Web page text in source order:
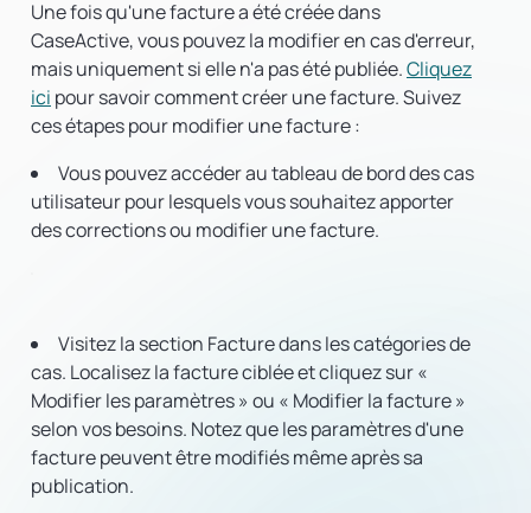
Une fois qu'une facture a été créée dans
CaseActive, vous pouvez la modifier en cas d'erreur,
mais uniquement si elle n'a pas été publiée.Cliquez
ici pour savoir comment créer une facture. Suivez
ces étapes pour modifier une facture :
Vous pouvez accéder au tableau de bord des cas
utilisateur pour lesquels vous souhaitez apporter
des corrections ou modifier une facture.
Visitez la section Facture dans les catégories de
cas. Localisez la facture ciblée et cliquez sur «
Modifier les paramètres » ou « Modifier la facture »
selon vos besoins. Notez que les paramètres d'une
facture peuvent être modifiés même après sa
publication.